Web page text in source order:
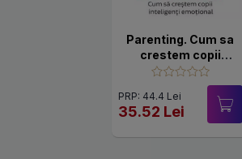
Parenting. Cum sa
crestem copii
inteligenti emotional
PRP: 44.4 Lei
35.52 Lei